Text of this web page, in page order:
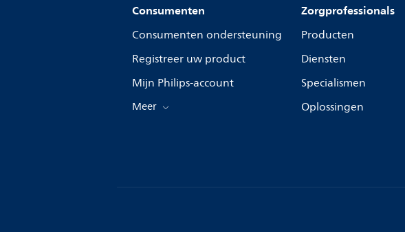
Consumenten
Consumenten ondersteuning
Registreer uw product
Mijn Philips-account
Meer
Zorgprofessionals
Producten
Diensten
Specialismen
Oplossingen